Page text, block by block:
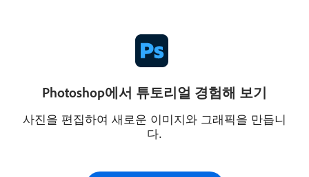
Photoshop에서 튜토리얼 경험해 보기
사진을 편집하여 새로운 이미지와 그래픽을 만듭니
다.